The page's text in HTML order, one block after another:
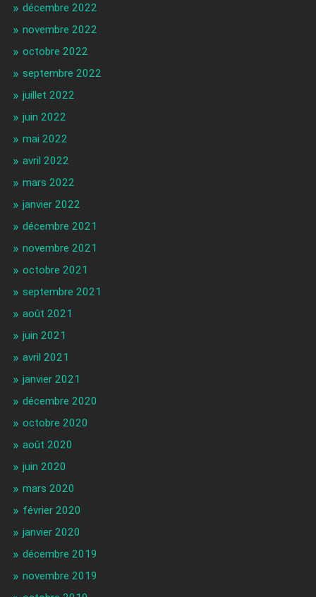
décembre 2022
novembre 2022
octobre 2022
septembre 2022
juillet 2022
juin 2022
mai 2022
avril 2022
mars 2022
janvier 2022
décembre 2021
novembre 2021
octobre 2021
septembre 2021
août 2021
juin 2021
avril 2021
janvier 2021
décembre 2020
octobre 2020
août 2020
juin 2020
mars 2020
février 2020
janvier 2020
décembre 2019
novembre 2019